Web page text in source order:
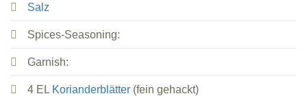
Salz
Spices-Seasoning:
Garnish:
4 EL Korianderblätter (fein gehackt)